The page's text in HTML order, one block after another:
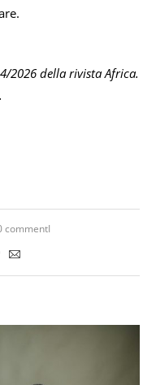
2026 della rivista Africa.
.
commentI